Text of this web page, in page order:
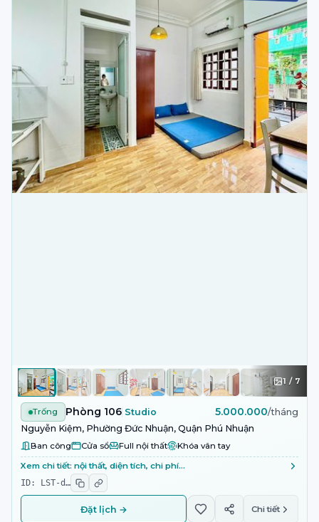
1 / 7
Trống Phòng 106 Studio 5.000.000/tháng
Nguyễn Kiệm, Phường Đức Nhuận, Quận Phú Nhuận
Ban công Cửa sổ Full nội thất Khóa vân tay
Xem chi tiết: nội thất, diện tích, chi phí…
ID:
LST-d…
Đặt lịch → Chi tiết